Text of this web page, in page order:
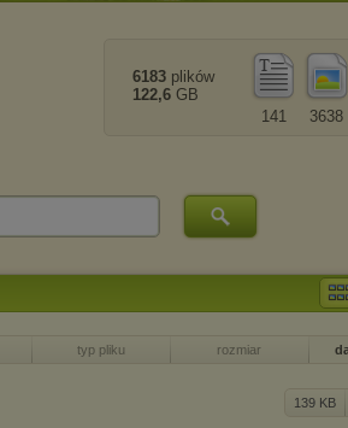
3638
141
6183 plików
122,6 GB
typ pliku rozmiar
139 KB